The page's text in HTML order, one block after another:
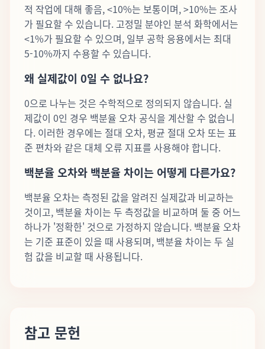
적 작업에 대해 좋음, <10%는 보통이며, >10%는 조사
가 필요할 수 있습니다. 고정밀 분야인 분석 화학에서는
<1%가 필요할 수 있으며, 일부 공학 응용에서는 최대
5-10%까지 수용할 수 있습니다.
왜 실제값이 0일 수 없나요?
0으로 나누는 것은 수학적으로 정의되지 않습니다. 실
제값이 0인 경우 백분율 오차 공식을 계산할 수 없습니
다. 이러한 경우에는 절대 오차, 평균 절대 오차 또는 표
준 편차와 같은 대체 오류 지표를 사용해야 합니다.
백분율 오차와 백분율 차이는 어떻게 다른가요?
백분율 오차는 측정된 값을 알려진 실제값과 비교하는
것이고, 백분율 차이는 두 측정값을 비교하며 둘 중 어느
하나가 '정확한' 것으로 가정하지 않습니다. 백분율 오차
는 기준 표준이 있을 때 사용되며, 백분율 차이는 두 실
험 값을 비교할 때 사용됩니다.
참고 문헌